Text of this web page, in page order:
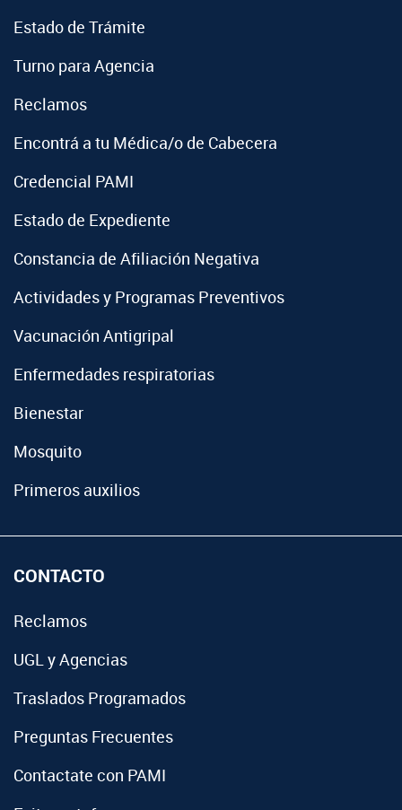
Estado de Trámite
Turno para Agencia
Reclamos
Encontrá a tu Médica/o de Cabecera
Credencial PAMI
Estado de Expediente
Constancia de Afiliación Negativa
Actividades y Programas Preventivos
Vacunación Antigripal
Enfermedades respiratorias
Bienestar
Mosquito
Primeros auxilios
CONTACTO
Reclamos
UGL y Agencias
Traslados Programados
Preguntas Frecuentes
Contactate con PAMI